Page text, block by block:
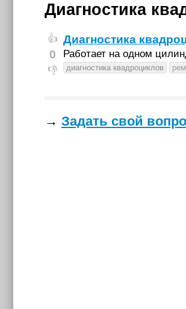
Диагностика
👍
0
👎
Диагностика
Работает на одном
диагностика квадроциклов
→ Задать свой